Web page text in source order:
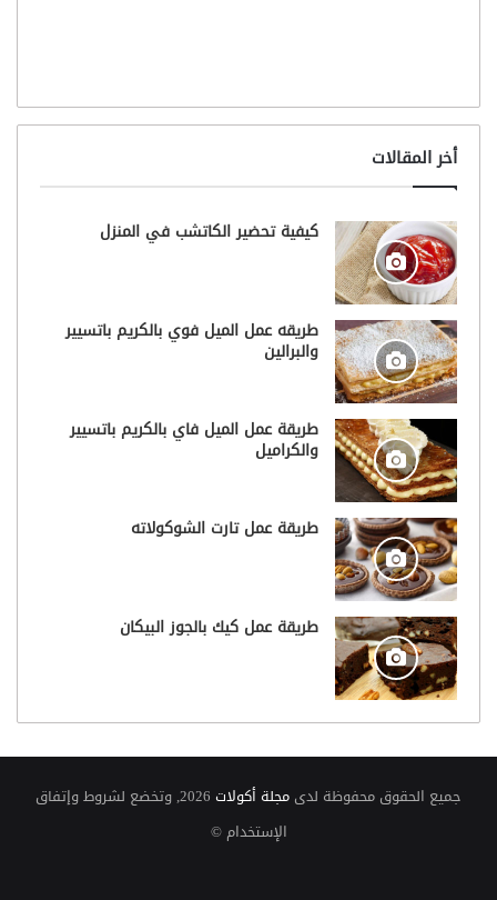
أخر المقالات
كيفية تحضير الكاتشب في المنزل
طريقه عمل الميل فوي بالكريم باتسيير
والبرالين
طريقة عمل الميل فاي بالكريم باتسيير
والكراميل
طريقة عمل تارت الشوكولاته
طريقة عمل كيك بالجوز البيكان
جميع الحقوق محفوظة لدى مجلة أكولات
2026, وتخضع لشروط وإتفاق
الإستخدام ©